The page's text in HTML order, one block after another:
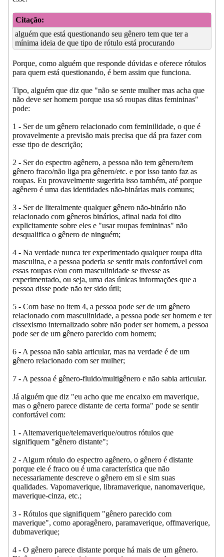
Citação:
alguém que está questionando seu gênero tem que ter a
mínima ideia de que tipo de rótulo está procurando
Porque, como alguém que responde dúvidas e oferece rótulos
para quem está questionando, é bem assim que funciona.
Tipo, alguém que diz que "não se sente mulher mas acha que
não deve ser homem porque usa só roupas ditas femininas"
pode:
1 - Ser de um gênero relacionado com feminilidade, o que é
provavelmente a previsão mais precisa que dá pra fazer com
esse tipo de descrição;
2 - Ser do espectro agênero, a pessoa não tem gênero/tem
gênero fraco/não liga pra gênero/etc. e por isso tanto faz as
roupas. Eu provavelmente sugeriria isso também, até porque
agênero é uma das identidades não-binárias mais comuns;
3 - Ser de literalmente qualquer gênero não-binário não
relacionado com gêneros binários, afinal nada foi dito
explicitamente sobre eles e "usar roupas femininas" não
desqualifica o gênero de ninguém;
4 - Na verdade nunca ter experimentado qualquer roupa dita
masculina, e a pessoa poderia se sentir mais confortável com
essas roupas e/ou com masculinidade se tivesse as
experimentado, ou seja, uma das únicas informações que a
pessoa disse pode não ter sido útil;
5 - Com base no item 4, a pessoa pode ser de um gênero
relacionado com masculinidade, a pessoa pode ser homem e ter
cissexismo internalizado sobre não poder ser homem, a pessoa
pode ser de um gênero parecido com homem;
6 - A pessoa não sabia articular, mas na verdade é de um
gênero relacionado com ser mulher;
7 - A pessoa é gênero-fluido/multigênero e não sabia articular.
Já alguém que diz "eu acho que me encaixo em maverique,
mas o gênero parece distante de certa forma" pode se sentir
confortável com:
1 - Altemaverique/telemaverique/outros rótulos que
signifiquem "gênero distante";
2 - Algum rótulo do espectro agênero, o gênero é distante
porque ele é fraco ou é uma característica que não
necessariamente descreve o gênero em si e sim suas
qualidades. Vapomaverique, libramaverique, nanomaverique,
maverique-cinza, etc.;
3 - Rótulos que signifiquem "gênero parecido com
maverique", como aporagênero, paramaverique, offmaverique,
dubmaverique;
4 - O gênero parece distante porque há mais de um gênero.